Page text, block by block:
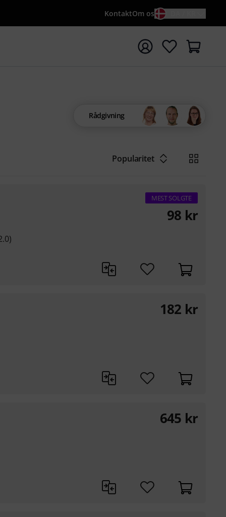
KontaktOm os
med søgeord {searchTerm}
Rådgivning
Popularitet
MEST SOLGTE
98 kr
182 kr
645 kr